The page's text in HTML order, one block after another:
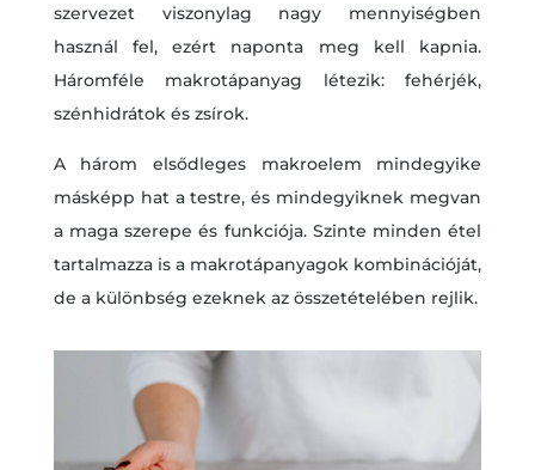
szervezet viszonylag nagy mennyiségben
használ fel, ezért naponta meg kell kapnia.
Háromféle makrotápanyag létezik: fehérjék,
szénhidrátok és zsírok.
A három elsődleges makroelem mindegyike
másképp hat a testre, és mindegyiknek megvan
a maga szerepe és funkciója. Szinte minden étel
tartalmazza is a makrotápanyagok kombinációját,
de a különbség ezeknek az összetételében rejlik.